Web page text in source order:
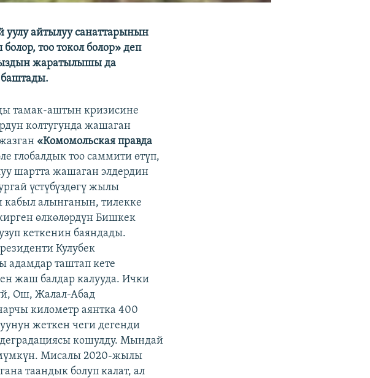
айтылуу санаттарынын
тоо токол болор» деп
жаратылышы да
баштады.
тамак-аштын кризисине
колтугунда жашаган
«Комомольская правда
глобалдык тоо саммити өтүп,
шартта жашаган элдердин
үстүбүздөгү жылы
кабыл алынганын, тилекке
өлкөлөрдүн Бишкек
кеткенин баяндады.
Кулубек
адамдар таштап кете
жаш балдар калууда. Ички
Ош, Жалал-Абад
километр аянтка 400
жеткен чеги дегенди
кошулду. Мындай
мүмкүн. Мисалы 2020-жылы
таандык болуп калат, ал